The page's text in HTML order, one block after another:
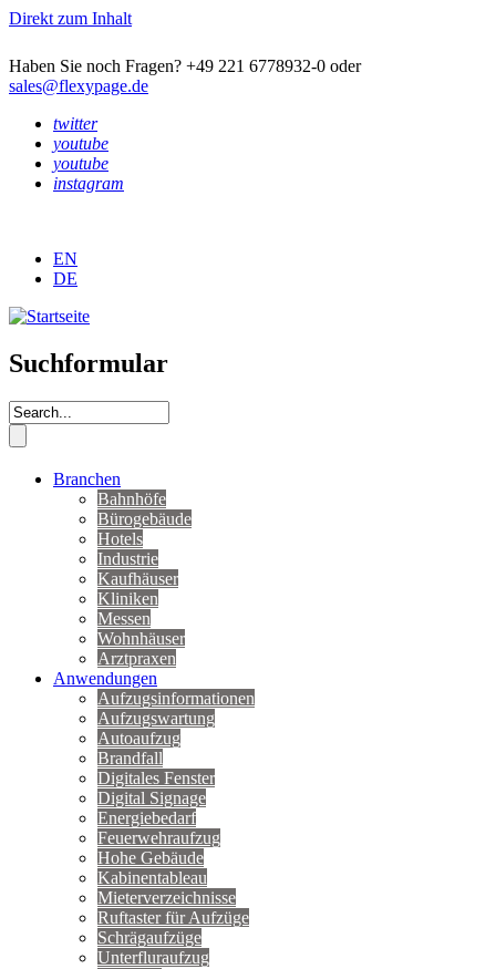
Direkt zum Inhalt
Haben Sie noch Fragen? +49 221 6778932-0 oder
sales@flexypage.de
twitter
youtube
youtube
instagram
EN
DE
Suchformular
Branchen
Bahnhöfe
Bürogebäude
Hotels
Industrie
Kaufhäuser
Kliniken
Messen
Wohnhäuser
Arztpraxen
Anwendungen
Aufzugsinformationen
Aufzugswartung
Autoaufzug
Brandfall
Digitales Fenster
Digital Signage
Energiebedarf
Feuerwehraufzug
Hohe Gebäude
Kabinentableau
Mieterverzeichnisse
Ruftaster für Aufzüge
Schrägaufzüge
Unterfluraufzug